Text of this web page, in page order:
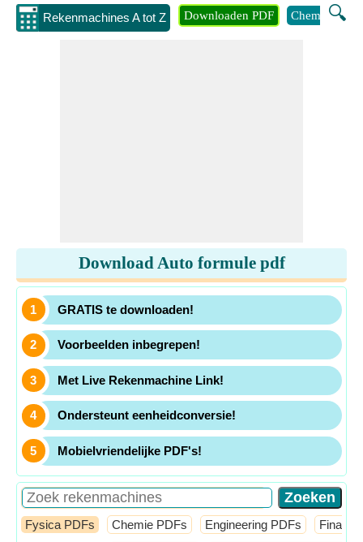
Rekenmachines A tot Z 🔍
Downloaden PDF Chemie
Download Auto formule pdf
GRATIS te downloaden!
Voorbeelden inbegrepen!
Met Live Rekenmachine Link!
Ondersteunt eenheidconversie!
Mobielvriendelijke PDF's!
Fysica PDFs Chemie PDFs Engineering PDFs